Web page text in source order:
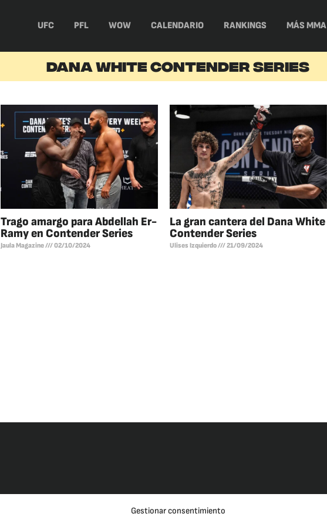
Gestionar consentimiento
UFC PFL WOW CALENDARIO RANKINGS MÁS MMA
DANA WHITE CONTENDER SERIES
Trago amargo para Abdellah Er-
Ramy en Contender Series
Jaula Magazine 02/10/2024
La gran cantera del Dana White
Contender Series
Ulises Izquierdo 21/09/2024